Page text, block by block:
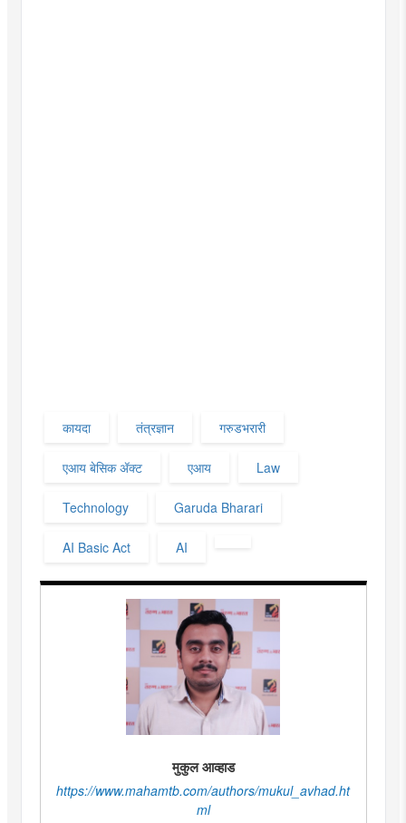
कायदा‌ तंत्रज्ञान गरुडभरारी
एआय बेसिक ॲक्ट‌ एआय‌ Law
Technology Garuda Bharari
AI Basic Act AI
मुकुल आव्हाड
https://www.mahamtb.com/authors/mukul_avhad.ht
ml